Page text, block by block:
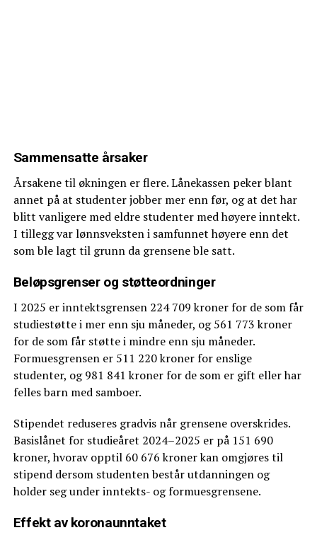
Sammensatte årsaker
Årsakene til økningen er flere. Lånekassen peker blant
annet på at studenter jobber mer enn før, og at det har
blitt vanligere med eldre studenter med høyere inntekt.
I tillegg var lønnsveksten i samfunnet høyere enn det
som ble lagt til grunn da grensene ble satt.
Beløpsgrenser og støtteordninger
I 2025 er inntektsgrensen 224 709 kroner for de som får
studiestøtte i mer enn sju måneder, og 561 773 kroner
for de som får støtte i mindre enn sju måneder.
Formuesgrensen er 511 220 kroner for enslige
studenter, og 981 841 kroner for de som er gift eller har
felles barn med samboer.
Stipendet reduseres gradvis når grensene overskrides.
Basislånet for studieåret 2024–2025 er på 151 690
kroner, hvorav opptil 60 676 kroner kan omgjøres til
stipend dersom studenten består utdanningen og
holder seg under inntekts- og formuesgrensene.
Effekt av koronaunntaket